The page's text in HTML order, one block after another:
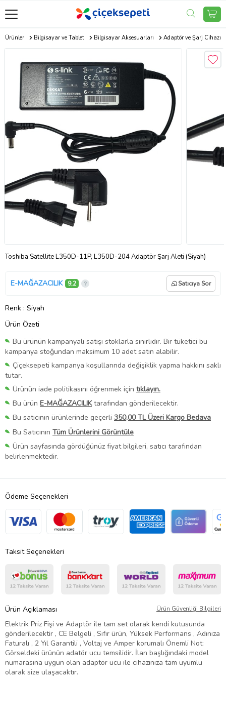
Ürünler Bilgisayar ve Tablet Bilgisayar Aksesuarları Adaptör ve Şarj Cihazı
Toshiba Satellite L350D-11P, L350D-204 Adaptör Şarj Aleti (Siyah)
E-MAĞAZACILIK 9,2 Satıcıya Sor
Renk : Siyah
Ürün Özeti
Bu ürünün kampanyalı satışı stoklarla sınırlıdır. Bir tüketici bu
kampanya stoğundan maksimum 10 adet satın alabilir.
Çiçeksepeti kampanya koşullarında değişiklik yapma hakkını saklı
tutar.
Ürünün iade politikasını öğrenmek için tıklayın.
Bu ürün E-MAĞAZACILIKtarafından gönderilecektir.
Bu satıcının ürünlerinde geçerli 350,00 TL Üzeri Kargo Bedava
Bu Satıcının Tüm Ürünlerini Görüntüle
Ürün sayfasında gördüğünüz fiyat bilgileri, satıcı tarafından
belirlenmektedir.
Ödeme Seçenekleri
Taksit Seçenekleri
Ürün Açıklaması Ürün Güvenliği Bilgileri
Elektrik Priz Fişi ve Adaptör ile tam set olarak kendi kutusunda
gönderilecektir , CE Belgeli , Sıfır ürün, Yüksek Performans , Adınıza
Faturalı , 2 Yıl Garantili , Voltaj ve Amper korumalı Önemli Not:
Görseldeki ürünün adatör ucu temsilidir. İlan başlığındaki model
numarasına uygun olan adaptör ucu ile cihazınıza tam uyumlu
olarak size ulaşacaktır.